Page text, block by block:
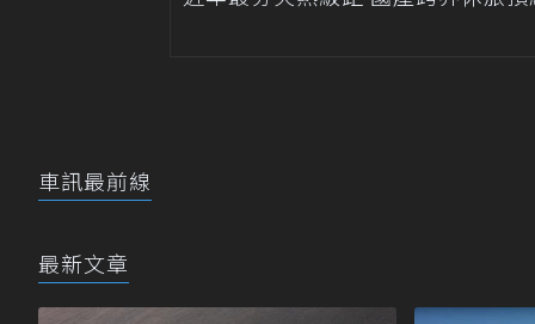
車訊最前線
最新文章